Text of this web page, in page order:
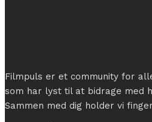
Filmpuls er et community for
som har lyst til at bidrage med
Sammen med dig holder vi